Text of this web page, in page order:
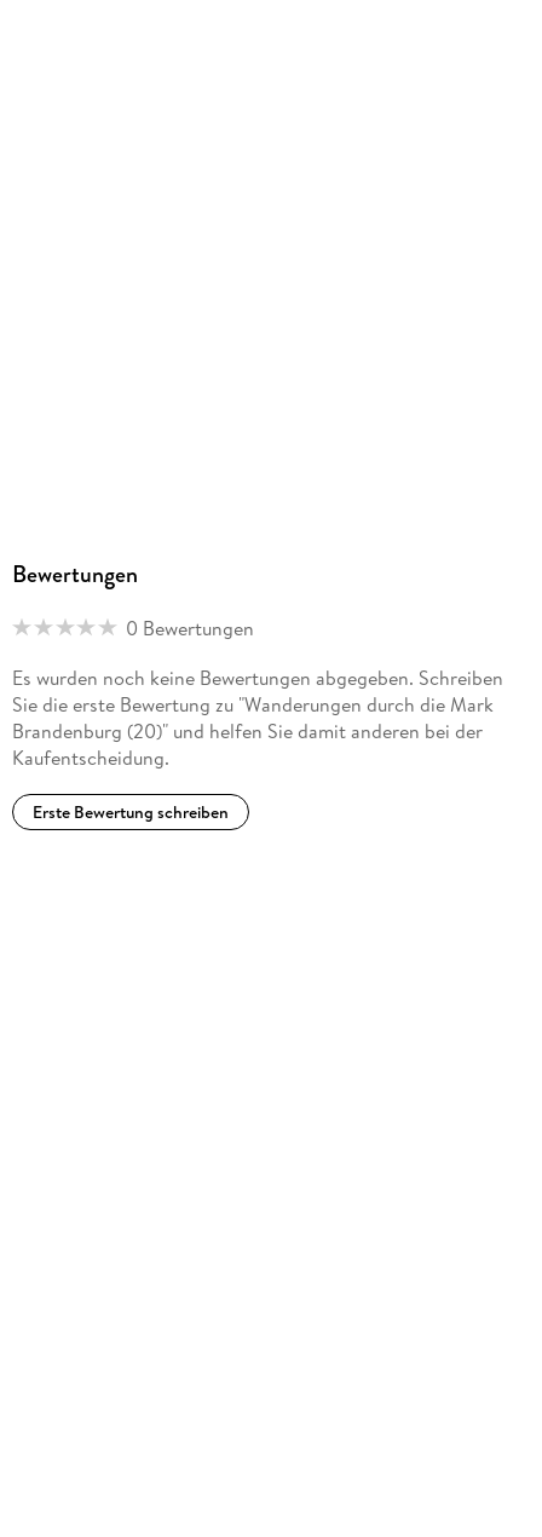
Bewertungen
0 Bewertungen
Es wurden noch keine Bewertungen abgegeben. Schreiben
Sie die erste Bewertung zu "Wanderungen durch die Mark
Brandenburg (20)" und helfen Sie damit anderen bei der
Kaufentscheidung.
Erste Bewertung schreiben